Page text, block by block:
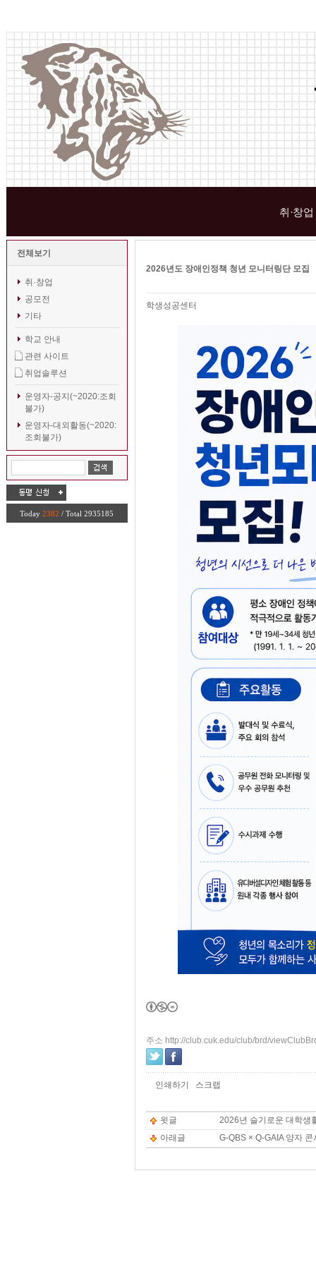
취·창업
전체보기
취·창업
공모전
기타
학교 안내
관련 사이트
취업솔루션
운영자-공지(~2020:조회
불가)
운영자-대외활동(~2020:
조회불가)
Today 2382 / Total 2935185
2026년도 장애인정책 청년 모니터링단 모집
학생성공센터
주소 http://club.cuk.edu/club/brd/
인쇄하기 스크랩
윗글
2026년 슬기로운 대학생
아래글
G-QBS × Q-GAIA 양자 콘